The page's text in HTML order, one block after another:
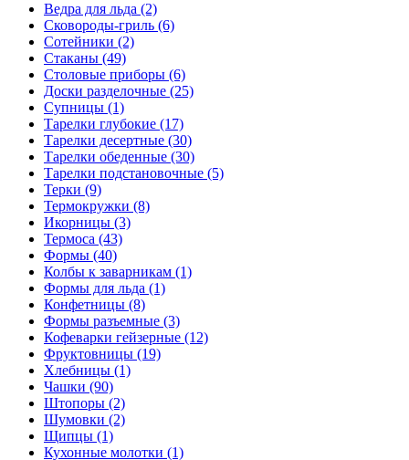
Ведра для льда (2)
Сковороды-гриль (6)
Сотейники (2)
Стаканы (49)
Столовые приборы (6)
Доски разделочные (25)
Супницы (1)
Тарелки глубокие (17)
Тарелки десертные (30)
Тарелки обеденные (30)
Тарелки подстановочные (5)
Терки (9)
Термокружки (8)
Икорницы (3)
Термоса (43)
Формы (40)
Колбы к заварникам (1)
Формы для льда (1)
Конфетницы (8)
Формы разъемные (3)
Кофеварки гейзерные (12)
Фруктовницы (19)
Хлебницы (1)
Чашки (90)
Штопоры (2)
Шумовки (2)
Щипцы (1)
Кухонные молотки (1)